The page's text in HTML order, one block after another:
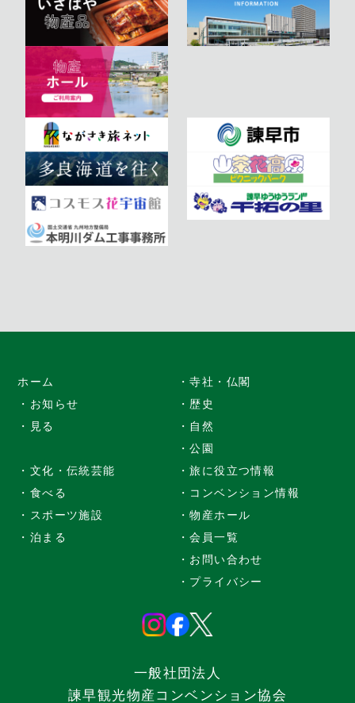
ホーム
・お知らせ
・見る
・寺社・仏閣
・歴史
・自然
・公園
・文化・伝統芸能
・食べる
・スポーツ施設
・泊まる
・旅に役立つ情報
・コンベンション情報
・物産ホール
・会員一覧
・お問い合わせ
・プライバシー
一般社団法人
諫早観光物産コンベンション協会